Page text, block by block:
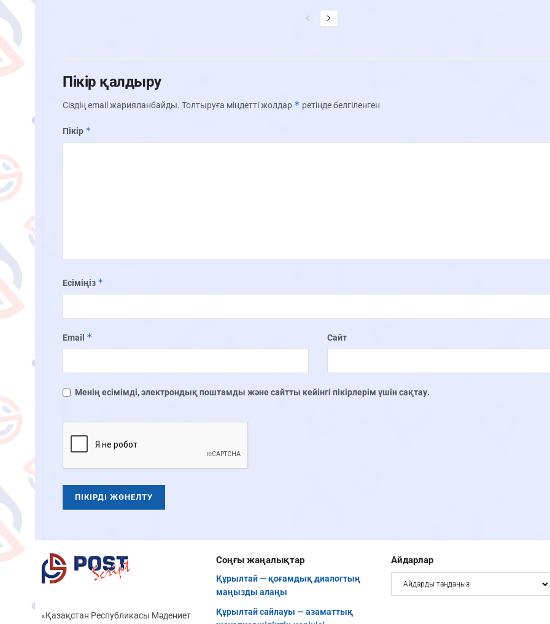
Пікір қалдыру
Сіздің email жарияланбайды. Толтыруға міндетті жолдар * ретінде белгіленген
Пікір *
Есіміңіз *
Email * Сайт
Менің есімімді, электрондық поштамды және сайтты кейінгі пікірлерім үшін сақтау.
«Қазақстан Республикасы Мәдениет
Соңғы жаңалықтар
Құрылтай — қоғамдық диалогтың
маңызды алаңы
Құрылтай сайлауы — азаматтық
Айдарлар